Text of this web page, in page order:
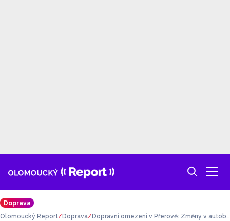
Doprava
Olomoucký Report
Doprava
Dopravní omezení v Přerově: Změny v autobu